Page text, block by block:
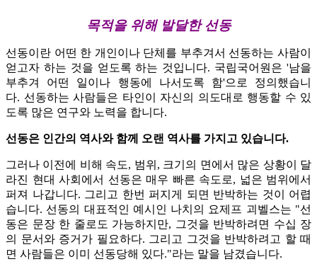
목적을 위해 발달한 선동
선동이란 어떤 한 개인이나 단체를 부추겨서 선동하는 사람이
얻고자 하는 것을 얻도록 하는 것입니다. 국립국어원은 '남을
부추겨 어떤 일이나 행동에 나서도록 함'으로 정의했습니
다. 선동하는 사람들은 타인이 자신의 의도대로 행동할 수 있
도록 많은 연구와 노력을 합니다.
선동은 인간의 역사와 함께 오랜 역사를 가지고 있습니다.
그러나 이전에 비해 속도, 범위, 크기의 면에서 많은 상황이 달
라진 현대 사회에서 선동은 매우 빠른 속도로, 넓은 범위에서
퍼져 나갑니다. 그리고 한번 퍼지게 되면 반박하는 것이 어렵
습니다. 선동의 대표적인 예시인 나치의 요제프 괴벨스는 "선
동은 문장 한 줄로도 가능하지만, 그것을 반박하려면 수십 장
의 문서와 증거가 필요하다. 그리고 그것을 반박하려고 할 때
면 사람들은 이미 선동당해 있다."라는 말을 남겼습니다.